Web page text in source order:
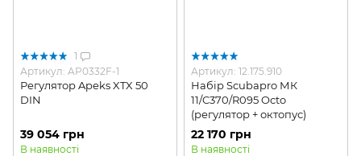
1
Артикул: AP0332F-1
Регулятор Apeks XTX 50
DIN
39 054 грн
В наявності
Артикул: 12.175.910
Набір Scubapro МК
11/C370/R095 Octo
(регулятор + октопус)
22 170 грн
В наявності